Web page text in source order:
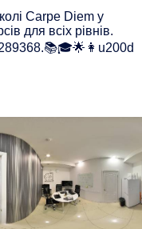
Carpe Diem у
для всіх рівнів.